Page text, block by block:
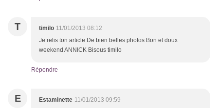
T timilo 11/01/2013 08:12
Je relis ton article De bien belles photos Bon et doux
weekend ANNICK Bisous timilo
Répondre
E Estaminette 11/01/2013 09:59